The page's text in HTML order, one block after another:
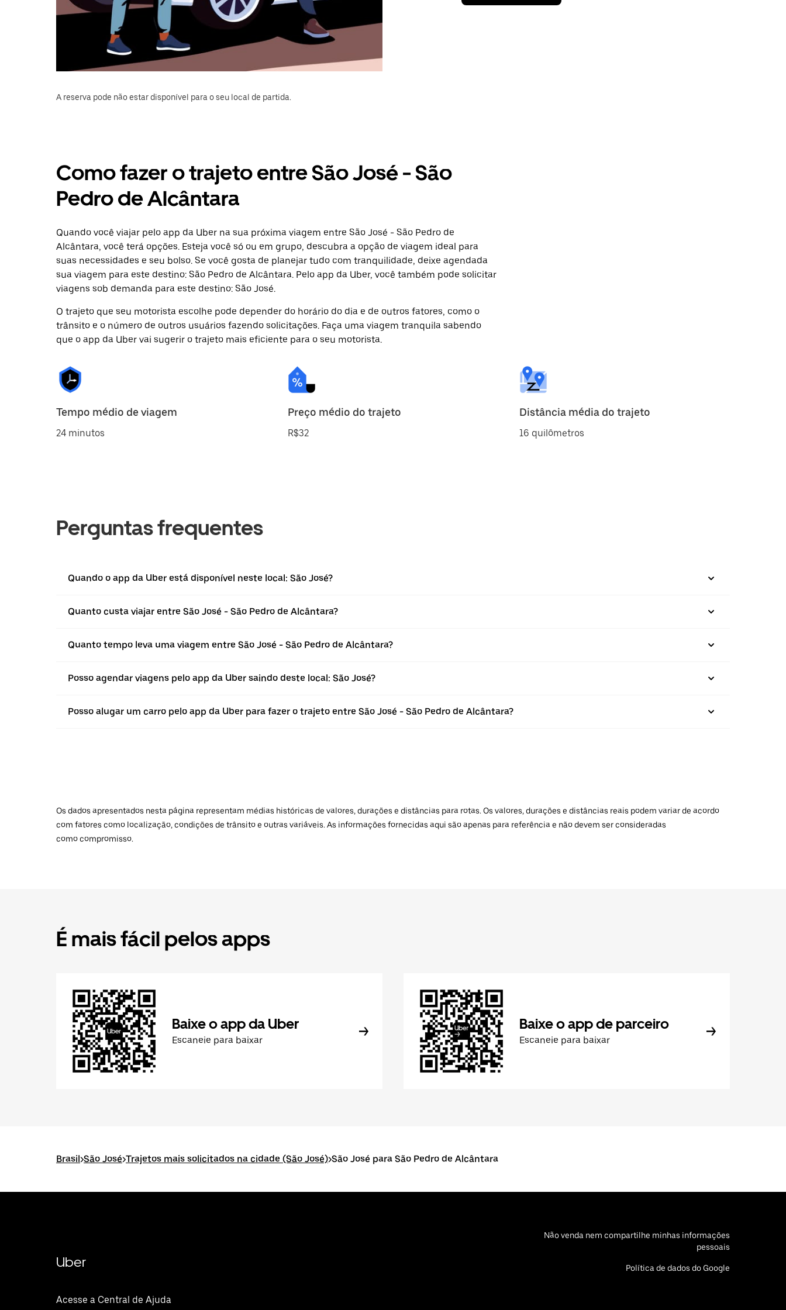
A reserva pode não estar disponível para o seu local de partida.
Como fazer o trajeto entre São José - São
Pedro de Alcântara
Quando você viajar pelo app da Uber na sua próxima viagem entre São José - São Pedro de
Alcântara, você terá opções. Esteja você só ou em grupo, descubra a opção de viagem ideal para
suas necessidades e seu bolso. Se você gosta de planejar tudo com tranquilidade, deixe agendada
sua viagem para este destino: São Pedro de Alcântara. Pelo app da Uber, você também pode solicitar
viagens sob demanda para este destino: São José.
O trajeto que seu motorista escolhe pode depender do horário do dia e de outros fatores, como o
trânsito e o número de outros usuários fazendo solicitações. Faça uma viagem tranquila sabendo
que o app da Uber vai sugerir o trajeto mais eficiente para o seu motorista.
Tempo médio de viagem
24 minutos
Preço médio do trajeto
R$32
Distância média do trajeto
16 quilômetros
Perguntas frequentes
Quando o app da Uber está disponível neste local: São José?
Quanto custa viajar entre São José - São Pedro de Alcântara?
Quanto tempo leva uma viagem entre São José - São Pedro de Alcântara?
Posso agendar viagens pelo app da Uber saindo deste local: São José?
Posso alugar um carro pelo app da Uber para fazer o trajeto entre São José - São Pedro de Alcântara?
Os dados apresentados nesta página representam médias históricas de valores, durações e distâncias para rotas. Os valores, durações e distâncias reais podem variar de acordo
com fatores como localização, condições de trânsito e outras variáveis. As informações fornecidas aqui são apenas para referência e não devem ser consideradas
como compromisso.
É mais fácil pelos apps
Baixe o app da Uber
Escaneie para baixar
Baixe o app de parceiro
Escaneie para baixar
Brasil>São José>Trajetos mais solicitados na cidade (São José)>São José para São Pedro de Alcântara
Uber
Acesse a Central de Ajuda
Não venda nem compartilhe minhas informações
pessoais
Política de dados do Google